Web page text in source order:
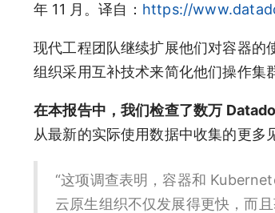
年 11 月。译自： https://
现代工程团队继续扩展他们对容器的
组织采用互补技术来简化他们操作集
在本报告中，我们检查了数万
从最新的实际使用数据中收集的更多
“这项调查表明，容器和
云原生组织不仅发展得更快，而